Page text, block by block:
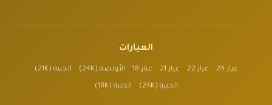
العيارات
عيار 24 عيار 22 عيار 21 عيار 18 الأونصة (24K) الجنية (21K)
الجنية (24K) الجنية (18K)